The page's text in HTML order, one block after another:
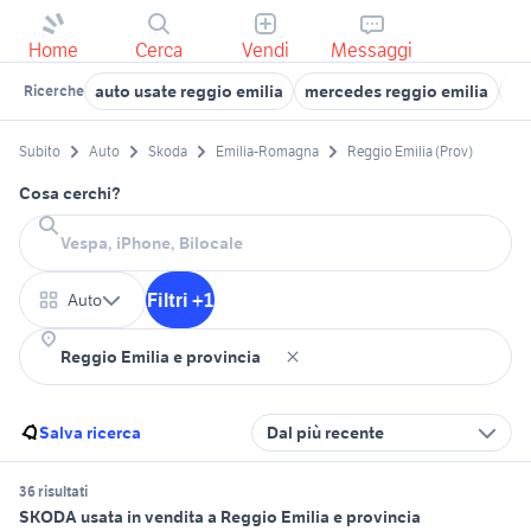
Home Cerca Vendi Messaggi
Ricerche auto usate reggio emilia mercedes reggio emilia
Subito Auto Skoda Emilia-Romagna Reggio Emilia (Prov)
Cosa cerchi?
Auto Filtri +1
Salva ricerca Dal più recente
36 risultati
SKODA usata in vendita a Reggio Emilia e provincia